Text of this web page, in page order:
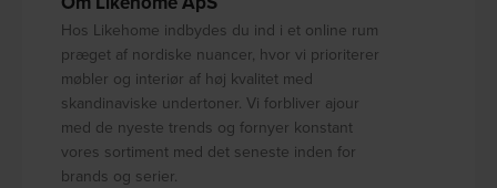
Hos Likehome indbydes du ind i et online rum
præget af nordiske nuancer, hvor vi prioriterer
møbler og interiør af høj kvalitet med
skandinaviske undertoner. Vi forbliver ajour
med de nyeste trends og fornyer konstant
vores sortiment med det seneste inden for
brands og serier.